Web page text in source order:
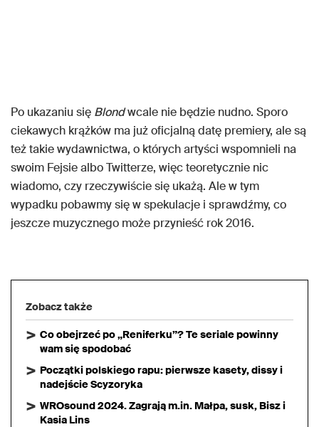
Po ukazaniu się Blondwcale nie będzie nudno. Sporo
ciekawych krążków ma już oficjalną datę premiery, ale są
też takie wydawnictwa, o których artyści wspomnieli na
swoim Fejsie albo Twitterze, więc teoretycznie nic
wiadomo, czy rzeczywiście się ukażą. Ale w tym
wypadku pobawmy się w spekulacje i sprawdźmy, co
jeszcze muzycznego może przynieść rok 2016.
Zobacz także
Co obejrzeć po „Reniferku”? Te seriale powinny
wam się spodobać
Początki polskiego rapu: pierwsze kasety, dissy i
nadejście Scyzoryka
WROsound 2024. Zagrają m.in. Małpa, susk, Bisz i
Kasia Lins